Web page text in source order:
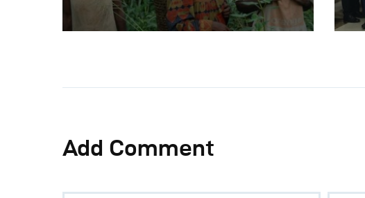
Add Comment